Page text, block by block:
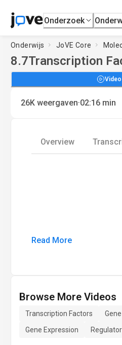
Onderzoek
Onderwijs JoVE Core
8.7Transcription
Video
26K weergaven·02:16 min
Overview
Read More
Browse More Videos
Transcription Factors
Gene Expression